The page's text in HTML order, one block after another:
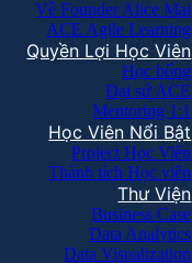
Về Founder Alice Mai
ACE Agile Learning
Quyền Lợi Học Viên
Học bổng
Đại sứ ACE
Mentoring 1:1
Học Viên Nổi Bật
Project Học Viên
Thành tích Học viên
Thư Viện
Business Case
Data Analytics
Data Visualization